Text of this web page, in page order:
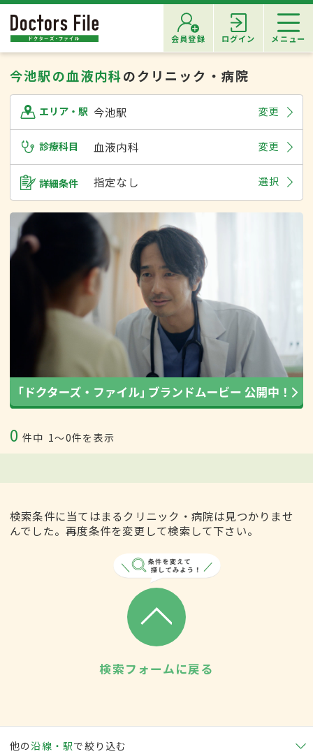
会員登録 ログイン メニュー
今池駅の血液内科のクリニック・病院
エリア・駅 今池駅 変更
診療科目 血液内科 変更
詳細条件 指定なし 選択
0 件中 1〜0件を表示
検索条件に当てはまるクリニック・病院は見つかりませ
んでした。再度条件を変更して検索して下さい。
検索フォームに戻る
他の沿線・駅で絞り込む